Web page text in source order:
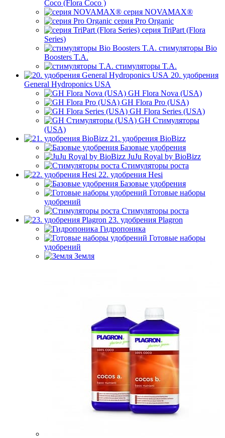
Coco (Flora Coco )
серия NOVAMAX®
серия Pro Organic
серия TriPart (Flora
Series)
стимуляторы Bio
Boosters T.A.
стимуляторы T.A.
20. удобрения
General Hydroponics USA
GH Flora Nova (USA)
GH Flora Pro (USA)
GH Flora Series (USA)
GH Стимуляторы
(USA)
21. удобрения BioBizz
Базовые удобрения
JuJu Royal by BioBizz
Стимуляторы роста
22. удобрения Hesi
Базовые удобрения
Готовые наборы
удобрений
Стимуляторы роста
23. удобрения Plagron
Гидропоника
Готовые наборы
удобрений
Земля